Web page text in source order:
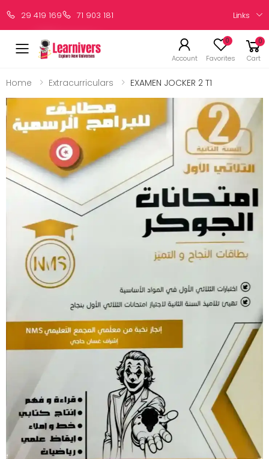
29 419 169 71 903 181 Links
Account
0
Favorites
0
Cart
Home Extracurriculars EXAMEN JOCKER 2 T1